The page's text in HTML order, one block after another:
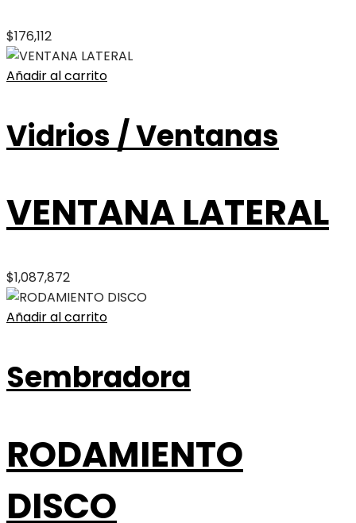
$176,112
Añadir al carrito
Vidrios / Ventanas
VENTANA LATERAL
$1,087,872
Añadir al carrito
Sembradora
RODAMIENTO
DISCO